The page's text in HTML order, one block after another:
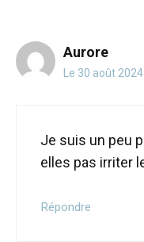
Aurore
Le 30 août
Je suis un peu
elles pas irriter
Répondre